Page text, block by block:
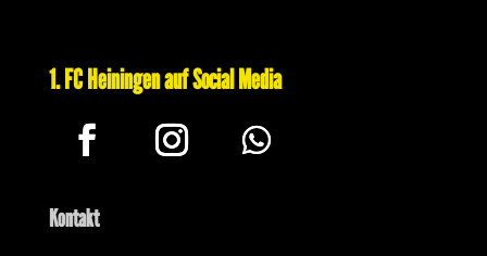
1. FC Heiningen auf Social Media
Kontakt